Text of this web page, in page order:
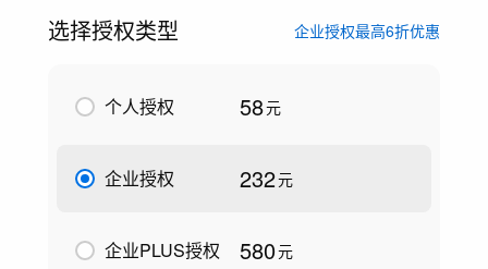
选择授权类型 企业授权最高6折优惠
个人授权 58元
企业授权 232元
企业PLUS授权 580元